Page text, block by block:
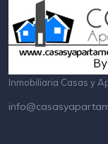
Inmobiliaria Casas y